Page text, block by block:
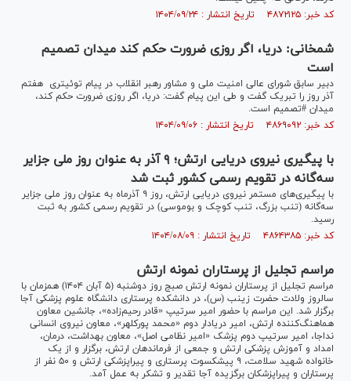
کد خبر: ۴۸۷۲۱۲۵ تاریخ انتشار : ۱۴۰۴/۰۹/۲۴
شمخانی: دریا، اگر روزی ضرورت حکم کند میدان تصمیم
است
دبیر سابق شورای عالی امنیت ملی و مشاور رهبر انقلاب در پیام توئیتری هفتم
آذر روز را تبریک گفت و طی این پیام گفت: دریا، اگر روزی ضرورت حکم کند،
میدان #تصمیم است.
کد خبر: ۴۸۶۹۰۹۲ تاریخ انتشار : ۱۴۰۴/۰۹/۰۶
با پیگیری نیروی دریایی ارتش؛ ۹ آذر به عنوان روز ملی جزایر
سه‌گانه در تقویم رسمی کشور ثبت شد
با پیگیری‌های مستمر نیروی دریایی ارتش، روز ۹ آذرماه به عنوان روز ملی جزایر
سه‌گانه (تنب بزرگ، تنب کوچک و بوموسی) در تقویم رسمی کشور به ثبت
رسید.
کد خبر: ۴۸۶۴۳۸۵ تاریخ انتشار : ۱۴۰۴/۰۸/۰۹
مراسم تجلیل از پرستاران نمونه ارتش
مراسم تجلیل از پرستاران نمونه ارتش صبج روز دوشنبه (۵ آبان ۱۴۰۴) همزمان با
سالروز ولادت حضرت زینب (س)، در دانشکده پرستاری دانشگاه علوم پزشکی آجا
برگزار شد. این مراسم با حضور امیر سرتیپ «قادر رحیم‌زاده»، جانشین معاون
هماهنگ‌کننده ارتش، امیر دریادار دوم «محمد پورکلهر»، معاون نیروی انسانی
نداجا، امیر سرتیپ دوم پزشک «امیر نظامی اصل»، معاون بهداشت، درمان،
امداد و آموزش پزشکی ارتش و جمعی از فرماندهان ارتش، برگزار و از یک
خانواده شهید سلامت، ۹ پیشکسوت پرستاری و پیراپزشکی ارتش و ۵۰ نفر از
پرستاران و پیراپزشکان برگزیده آجا تقدیر و تشکر به عمل آمد.